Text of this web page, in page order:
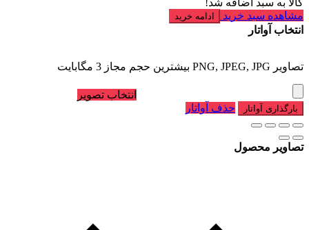
مشاهده سبد خرید
ادامه خرید
انتخاب آواتار
تصاویر PNG, JPEG, JPG بیشترین حجم مجاز 3 مگابایت
انتخاب تصویر
بارگذاری آواتار حذف آواتار
تصاویر محصول